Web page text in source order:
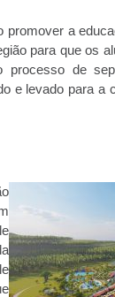
promover a
para que os
processo de
e levado para a